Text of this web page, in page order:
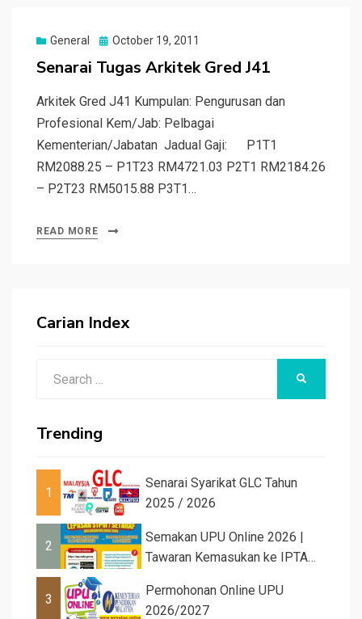
General
Posted
October 19, 2011
Senarai Tugas Arkitek Gred J41
Arkitek Gred J41 Kumpulan: Pengurusan dan
Profesional Kem/Jab: Pelbagai
Kementerian/Jabatan Jadual Gaji: P1T1
RM2088.25 – P1T23 RM4721.03 P2T1 RM2184.26
– P2T23 RM5015.88 P3T1…
READ MORE
Carian Index
Trending
1
Senarai Syarikat GLC Tahun
2025 / 2026
2
Semakan UPU Online 2026 |
Tawaran Kemasukan ke IPTA
3
Permohonan Online UPU
2026/2027